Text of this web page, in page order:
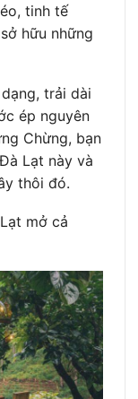
tinh tế
hữu những
trải dài
ép nguyên
Chừng, bạn
Lạt này và
thôi đó.
mở cả